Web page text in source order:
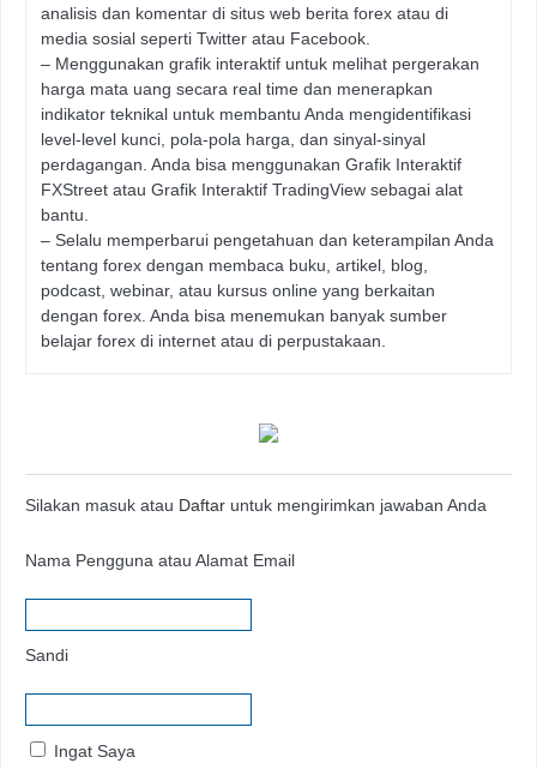
analisis dan komentar di situs web berita forex atau di
media sosial seperti Twitter atau Facebook.
– Menggunakan grafik interaktif untuk melihat pergerakan
harga mata uang secara real time dan menerapkan
indikator teknikal untuk membantu Anda mengidentifikasi
level-level kunci, pola-pola harga, dan sinyal-sinyal
perdagangan. Anda bisa menggunakan Grafik Interaktif
FXStreet atau Grafik Interaktif TradingView sebagai alat
bantu.
– Selalu memperbarui pengetahuan dan keterampilan Anda
tentang forex dengan membaca buku, artikel, blog,
podcast, webinar, atau kursus online yang berkaitan
dengan forex. Anda bisa menemukan banyak sumber
belajar forex di internet atau di perpustakaan.
Silakan masuk atau Daftar untuk mengirimkan jawaban Anda
Nama Pengguna atau Alamat Email
Sandi
Ingat Saya